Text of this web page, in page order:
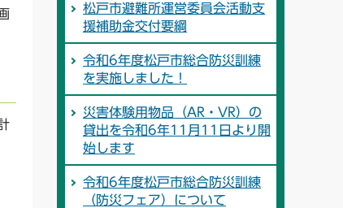
松戸市避難所運営委員会活動支
援補助金交付要綱
令和6年度松戸市総合防災訓練
を実施しました！
災害体験用物品（AR・VR）の
貸出を令和6年11月11日より開
始します
令和6年度松戸市総合防災訓練
（防災フェア）について